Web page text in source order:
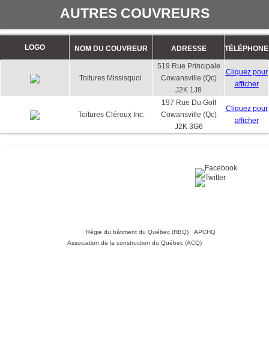
AUTRES COUVREURS
LOGO NOM DU COUVREUR ADRESSE TÉLÉPHONE
Toitures Missisquoi
519 Rue Principale
Cowansville (Qc)
J2K 1J8
Cliquez pour
afficher
Toitures Cléroux Inc.
197 Rue Du Golf
Cowansville (Qc)
J2K 3G6
Cliquez pour
afficher
Régie du bâtiment du Québec (RBQ)• APCHQ•
Association de la construction du Québec (ACQ)